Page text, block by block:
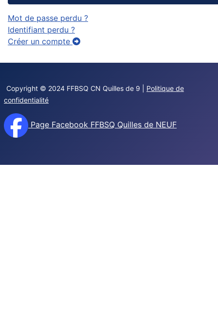
Mot de passe perdu ?
Identifiant perdu ?
Créer un compte
Copyright © 2024 FFBSQ CN Quilles de 9 | Politique de
confidentialité
Page Facebook FFBSQ Quilles de NEUF